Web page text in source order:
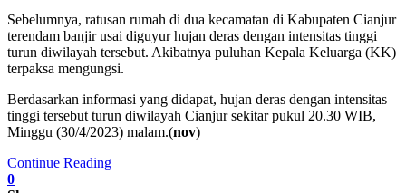
Sebelumnya, ratusan rumah di dua kecamatan di Kabupaten Cianjur
terendam banjir usai diguyur hujan deras dengan intensitas tinggi
turun diwilayah tersebut. Akibatnya puluhan Kepala Keluarga (KK)
terpaksa mengungsi.
Berdasarkan informasi yang didapat, hujan deras dengan intensitas
tinggi tersebut turun diwilayah Cianjur sekitar pukul 20.30 WIB,
Minggu (30/4/2023) malam.(nov)
Continue Reading
0